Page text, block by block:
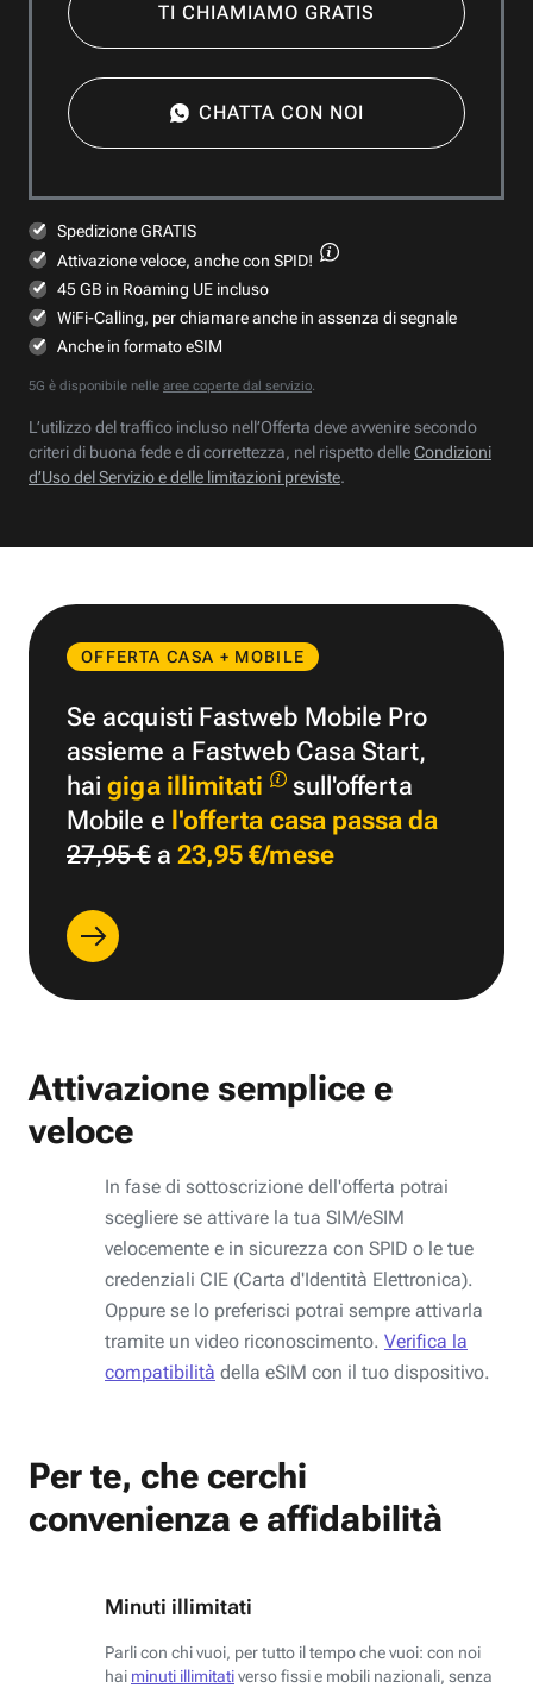
TI CHIAMIAMO GRATIS
CHATTA CON NOI
Spedizione GRATIS
Attivazione veloce, anche con SPID!
45 GB in Roaming UE incluso
WiFi-Calling, per chiamare anche in assenza di segnale
Anche in formato eSIM
5G è disponibile nelle aree coperte dal servizio.
L’utilizzo del traffico incluso nell’Offerta deve avvenire secondo
criteri di buona fede e di correttezza, nel rispetto delleCondizioni
d’Uso del Servizio e delle limitazioni previste.
OFFERTA CASA + MOBILE
Se acquisti Fastweb Mobile Pro
assieme a Fastweb Casa Start,
haigiga illimitati
sull'offerta
Mobile e l'offerta casa passa da
27,95 €a 23,95 €/mese
Attivazione semplice e
veloce
In fase di sottoscrizione dell'offerta potrai
scegliere se attivare la tua SIM/eSIM
velocemente e in sicurezza con SPID o le tue
credenziali CIE (Carta d'Identità Elettronica).
Oppure se lo preferisci potrai sempre attivarla
tramite un video riconoscimento. Verifica la
compatibilità della eSIM con il tuo dispositivo.
Per te, che cerchi
convenienza e affidabilità
Minuti illimitati
Parli con chi vuoi, per tutto il tempo che vuoi: con noi
hai minuti illimitativerso fissi e mobili nazionali, senza